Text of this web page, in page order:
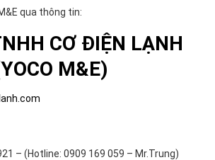
qua thông tin:
CƠ ĐIỆN LẠNH
M&E)
– (Hotline: 0909 169 059 – Mr.Trung)